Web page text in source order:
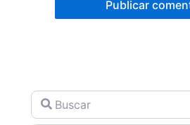
Buscar